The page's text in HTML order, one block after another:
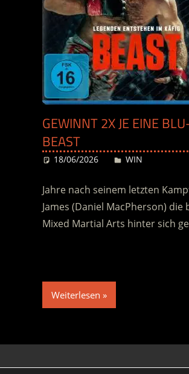
GEWINNT 2X JE EINE
BEAST
18/06/2026 Desiree
WIN
Jahre nach seinem letzten
James (Daniel MacPherson) die
Mixed Martial Arts hinter sich
Weiterlesen